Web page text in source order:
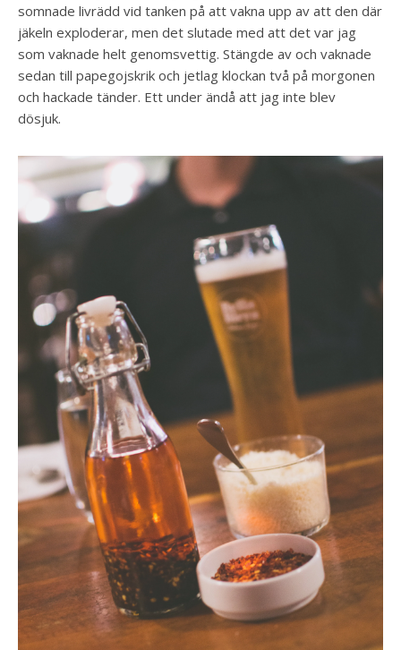
somnade livrädd vid tanken på att vakna upp av att den där
jäkeln exploderar, men det slutade med att det var jag
som vaknade helt genomsvettig. Stängde av och vaknade
sedan till papegojskrik och jetlag klockan två på morgonen
och hackade tänder. Ett under ändå att jag inte blev
dösjuk.